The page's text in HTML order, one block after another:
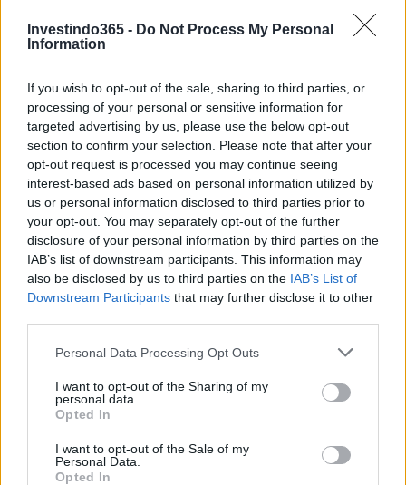
Investindo365 - Do Not Process My Personal
Information
If you wish to opt-out of the sale, sharing to third parties, or
processing of your personal or sensitive information for
targeted advertising by us, please use the below opt-out
section to confirm your selection. Please note that after your
opt-out request is processed you may continue seeing
interest-based ads based on personal information utilized by
us or personal information disclosed to third parties prior to
your opt-out. You may separately opt-out of the further
disclosure of your personal information by third parties on the
IAB’s list of downstream participants. This information may
also be disclosed by us to third parties on the IAB’s List of
Downstream Participants that may further disclose it to other
Please note that this website/app uses one or more Google
not limited to your visit or usage behaviour. You may click to
grant or deny consent to Google and its third-party tags to
use your data for below specified purposes in below Google
consent section.
Personal Data Processing Opt Outs
I want to opt-out of the Sharing of my
personal data.
Opted In
I want to opt-out of the Sale of my
Personal Data.
Opted In
Ouro e dólar sob pressão: como os mercados estão
respondendo às últimas notícias
Beatriz Almeida · 6 ago 2026
FINANÇA
Presidente Lula propõe política fiscal séria para reduzir juros e
critica limitações orçamentárias
Rafael Oliveira · 6 ago 2026